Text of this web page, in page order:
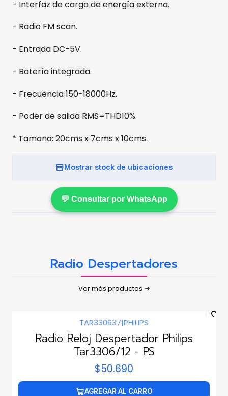
- Interfaz de carga de energía externa.
- Radio FM scan.
- Entrada DC-5V.
- Batería integrada.
- Frecuencia 150-18000Hz.
- Poder de salida RMS=THD10%.
* Tamaño: 20cms x 7cms x 10cms.
Mostrar stock de ubicaciones
💬 Consultar por WhatsApp
Radio Despertadores
Ver más productos
TAR330637|PHILIPS
Radio Reloj Despertador Philips
Tar3306/12 - PS
$50.690
AGREGAR AL CARRO